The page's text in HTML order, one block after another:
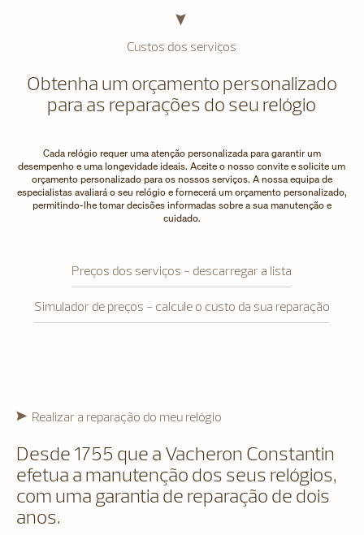
Custos dos serviços
Obtenha um orçamento personalizado
para as reparações do seu relógio
Cada relógio requer uma atenção personalizada para garantir um
desempenho e uma longevidade ideais. Aceite o nosso convite e solicite um
orçamento personalizado para os nossos serviços. A nossa equipa de
especialistas avaliará o seu relógio e fornecerá um orçamento personalizado,
permitindo-lhe tomar decisões informadas sobre a sua manutenção e
cuidado.
Preços dos serviços - descarregar a lista
Simulador de preços - calcule o custo da sua reparação
Realizar a reparação do meu relógio
Desde 1755 que a Vacheron Constantin
efetua a manutenção dos seus relógios,
com uma garantia de reparação de dois
anos.